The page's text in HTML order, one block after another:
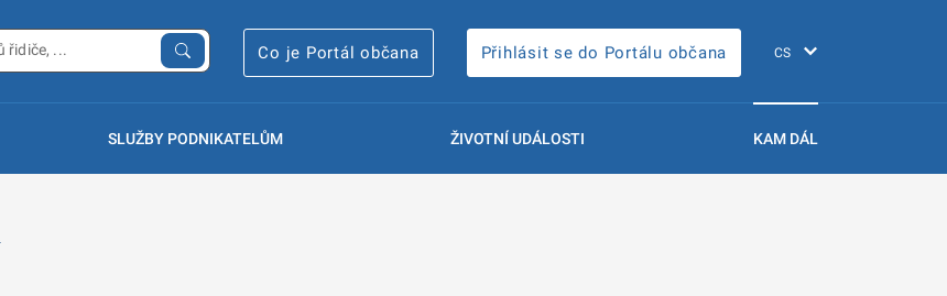
Co je Portál občana Přihlásit se do Portálu občana
SLUŽBY PODNIKATELŮM ŽIVOTNÍ UDÁLOSTI KAM DÁL